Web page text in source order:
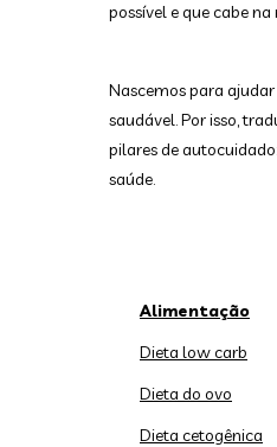
possível e que cabe na
Nascemos para
saudável. Por isso,
pilares de
saúde.
Alimentação
Dieta low carb
Dieta do ovo
Dieta cetogênica